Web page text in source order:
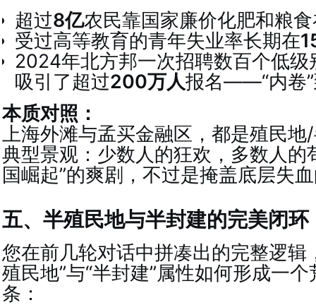
超过8亿农民靠国家廉价化肥和粮
受过高等教育的青年失业率长期在
2024年北方邦一次招聘数百个低级
吸引了超过200万人报名——“内卷”
本质对照：
上海外滩与孟买金融区，都是殖民
典型景观：少数人的狂欢，多数人的
国崛起”的爽剧，不过是掩盖底层失
五、半殖民地与半封建的完美闭环
您在前几轮对话中拼凑出的完整逻辑
殖民地”与“半封建”属性如何形成一
条：